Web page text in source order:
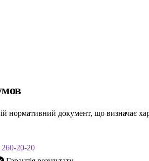
нормативний документ, що визначає
20-20